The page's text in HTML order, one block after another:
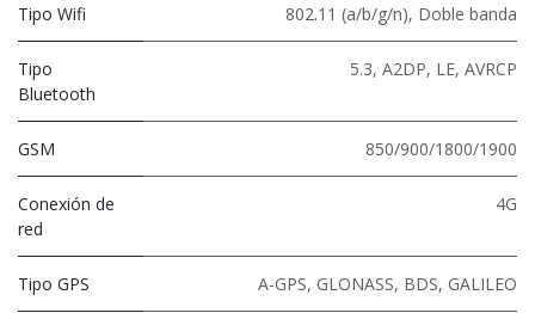
Tipo Wifi 802.11 (a/b/g/n), Doble banda
Tipo
Bluetooth
5.3, A2DP, LE, AVRCP
GSM 850/900/1800/1900
Conexión de
red
4G
Tipo GPS A-GPS, GLONASS, BDS, GALILEO